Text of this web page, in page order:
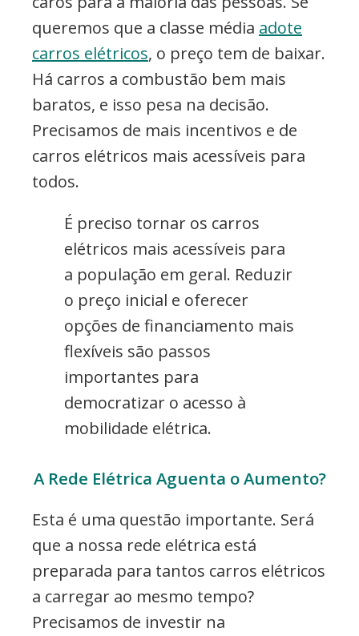
queremos que a classe média adote
carros elétricos, o preço tem de baixar.
Há carros a combustão bem mais
baratos, e isso pesa na decisão.
Precisamos de mais incentivos e de
carros elétricos mais acessíveis para
todos.
É preciso tornar os carros
elétricos mais acessíveis para
a população em geral. Reduzir
o preço inicial e oferecer
opções de financiamento mais
flexíveis são passos
importantes para
democratizar o acesso à
mobilidade elétrica.
A Rede Elétrica Aguenta o Aumento?
Esta é uma questão importante. Será
que a nossa rede elétrica está
preparada para tantos carros elétricos
a carregar ao mesmo tempo?
Precisamos de investir na